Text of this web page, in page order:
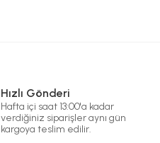
Hızlı Gönderi
Hafta içi saat 13:00'a kadar
verdiğiniz siparişler aynı gün
kargoya teslim edilir.